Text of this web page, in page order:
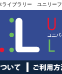
ライブラリー ユニリーフ